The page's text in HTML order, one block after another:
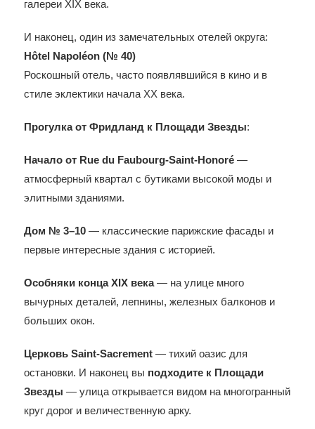
галереи XIX века.
И наконец, один из замечательных отелей округа:
Hôtel Napoléon (№ 40)
Роскошный отель, часто появлявшийся в кино и в
стиле эклектики начала XX века.
Прогулка от Фридланд к Площади Звезды:
Начало от Rue du Faubourg-Saint-Honoré —
атмосферный квартал с бутиками высокой моды и
элитными зданиями.
Дом № 3–10 — классические парижские фасады и
первые интересные здания с историей.
Особняки конца XIX века— на улице много
вычурных деталей, лепнины, железных балконов и
больших окон.
Церковь Saint-Sacrement — тихий оазис для
остановки. И наконец вы подходите к Площади
Звезды — улица открывается видом на многогранный
круг дорог и величественную арку.